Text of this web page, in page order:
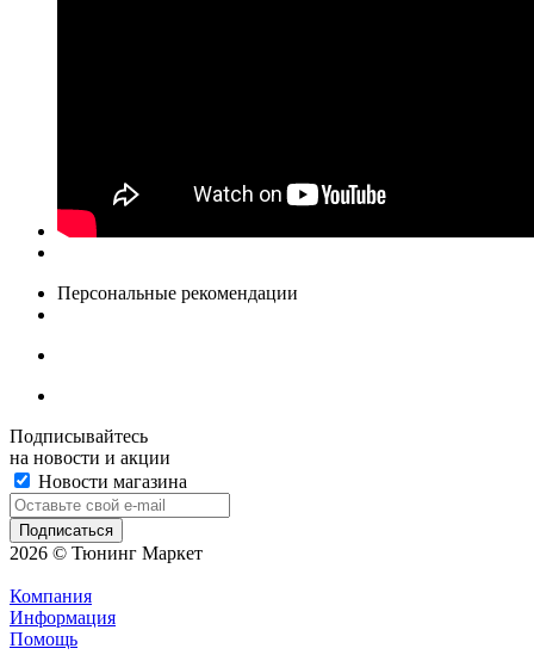
Персональные рекомендации
Подписывайтесь
на новости и акции
Новости магазина
2026 © Тюнинг Маркет
Компания
Информация
Помощь